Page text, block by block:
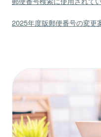
2025年度版郵便番号の変更